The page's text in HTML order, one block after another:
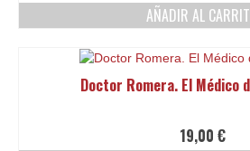
AÑADIR AL
Doctor Romera. El Médico
19,00 €